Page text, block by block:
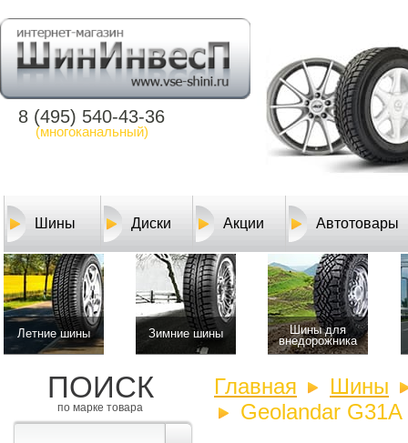
8 (495) 540-43-36
(многоканальный)
Шины Диски Акции Автотовары
Летние шины Зимние шины
Шины для
внедорожника
ПОИСК
по марке товара
Главная
Шины
Geolandar G31A